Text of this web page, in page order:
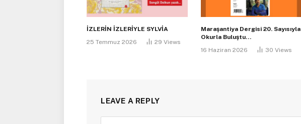
İZLERİN İZLERİYLE SYLVİA
25 Temmuz 2026
29 Views
Maraşantiya Dergisi 20. Sayısıyla
Okurla Buluştu…
16 Haziran 2026
30 Views
LEAVE A REPLY